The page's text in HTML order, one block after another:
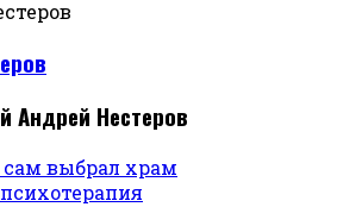
Андрей Нестеров
выбрал храм